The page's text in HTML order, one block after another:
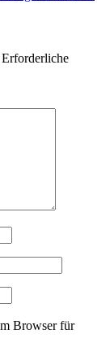
Erforderliche
Browser für